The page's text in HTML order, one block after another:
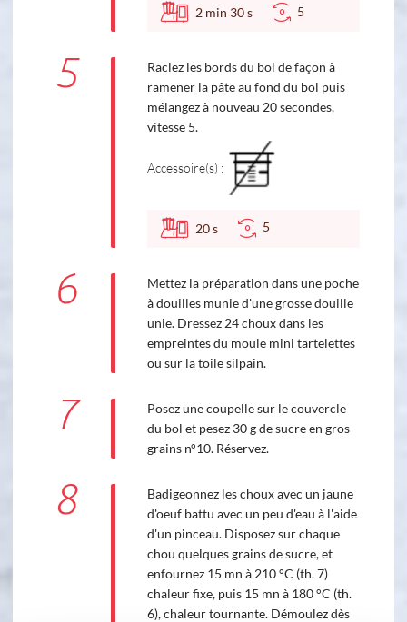
2 min 30s 5
5
Raclez les bords du bol de façon à
ramener la pâte au fond du bol puis
mélangez à nouveau 20 secondes,
vitesse 5.
Accessoire(s) :
20s 5
6
Mettez la préparation dans une poche
à douilles munie d'une grosse douille
unie. Dressez 24 choux dans les
empreintes du moule mini tartelettes
ou sur la toile silpain.
7
Posez une coupelle sur le couvercle
du bol et pesez 30 g de sucre en gros
grains n°10. Réservez.
8
Badigeonnez les choux avec un jaune
d'oeuf battu avec un peu d'eau à l'aide
d'un pinceau. Disposez sur chaque
chou quelques grains de sucre, et
enfournez 15 mn à 210 °C (th. 7)
chaleur fixe, puis 15 mn à 180 °C (th.
6), chaleur tournante. Démoulez dès